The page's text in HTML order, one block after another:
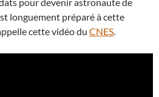
longuement préparé à cette
cette vidéo du CNES